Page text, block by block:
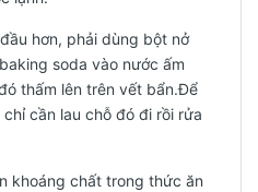
hơn, phải dùng bột nở
soda vào nước ấm
thấm lên trên vết bẩn.Để
cần lau chỗ đó đi rồi rửa
khoáng chất trong thức ăn